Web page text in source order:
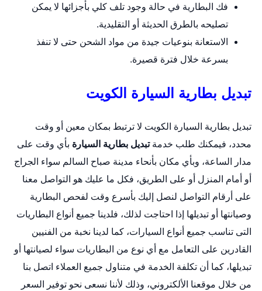
فك البطارية في حالة وجود تلف كلي بأجزائها لا يمكن
تصليحه بالطرق الحديثة أو التقليدية.
الاستعانة بنوعيات جيدة من مواد الشحن حتى لا تنفذ
بسرعة خلال فترة قصيرة.
تبديل بطارية السيارة الكويت
تبديل بطارية السيارة الكويت لا ترتبط بمكان معين أو وقت
محدد، فيمكنك طلب خدمةتبديل بطارية السيارة بأي وقت على
مدار الساعة، وبأي مكان بأنحاء مدينة صباح السالم سواء الجراج
أو أمام المنزل أو على الطريق، فكل ما عليك هو التواصل معنا
على أرقام التواصل لنصل إليك بأسرع وقت لفحص البطارية
وصيانتها أو تبديلها إذا احتاجت لذلك، فلدينا جميع أنواع البطاريات
التى تناسب جميع أنواع السيارات، كما لدينا نخبة من الفنيين
القادرين على التعامل مع أي نوع من البطاريات سواء لصيانتها أو
تبديلها، كما أن تكلفة الخدمة في متناول جميع العملاء اتصل بنا
من خلال موقعنا الألكتروني، وذلك لأننا نسعى نحو توفير السعر